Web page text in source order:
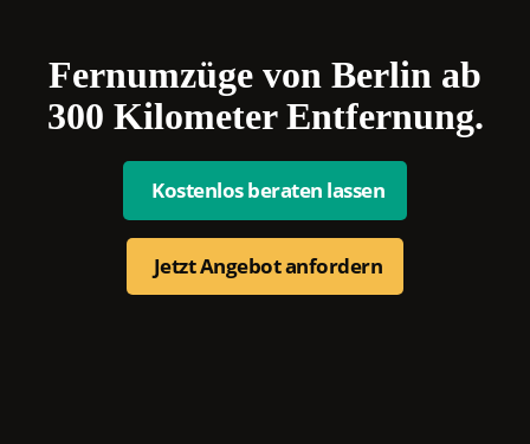
Fernumzüge von Berlin ab
300 Kilometer Entfernung.
Kostenlos beraten lassen
Jetzt Angebot anfordern